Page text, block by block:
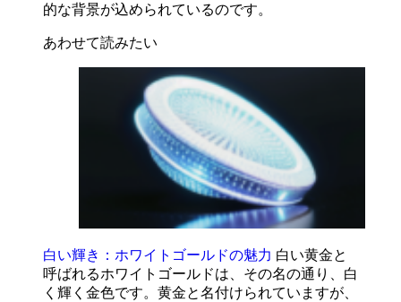
的な背景が込められているのです。
あわせて読みたい
白い輝き：ホワイトゴールドの魅力 白い黄金と
呼ばれるホワイトゴールドは、その名の通り、白
く輝く金色です。黄金と名付けられていますが、